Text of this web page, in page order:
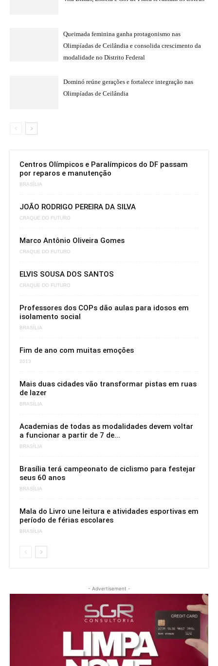
Queimada feminina ganha protagonismo nas
Olimpíadas de Ceilândia e consolida crescimento da
modalidade no Distrito Federal
Dominó reúne gerações e fortalece integração nas
Olimpíadas de Ceilândia
Centros Olímpicos e Paralímpicos do DF passam
por reparos e manutenção
BRASÍLIA
JOÃO RODRIGO PEREIRA DA SILVA
CRAQUE DO FUTURO
Marco Antônio Oliveira Gomes
CRAQUE DO FUTURO
ELVIS SOUSA DOS SANTOS
CRAQUE DO FUTURO
Professores dos COPs dão aulas para idosos em
isolamento social
BRASÍLIA
Fim de ano com muitas emoções
2013
Mais duas cidades vão transformar pistas em ruas
de lazer
BRASÍLIA
Academias de todas as modalidades devem voltar
a funcionar a partir de 7 de...
BRASÍLIA
Brasília terá campeonato de ciclismo para festejar
seus 60 anos
BRASÍLIA
Mala do Livro une leitura e atividades esportivas em
período de férias escolares
BRASÍLIA
- Advertisement -